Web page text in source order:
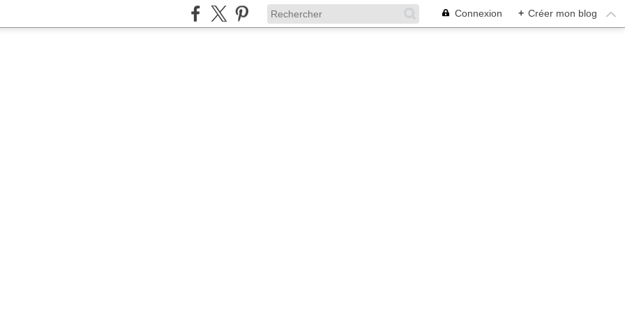
Connexion + Créer mon blog